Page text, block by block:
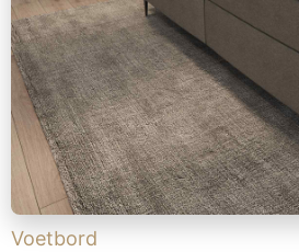
Voetbord